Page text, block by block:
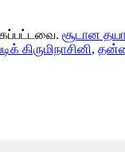
சூடான
கிருமிநாசினி,